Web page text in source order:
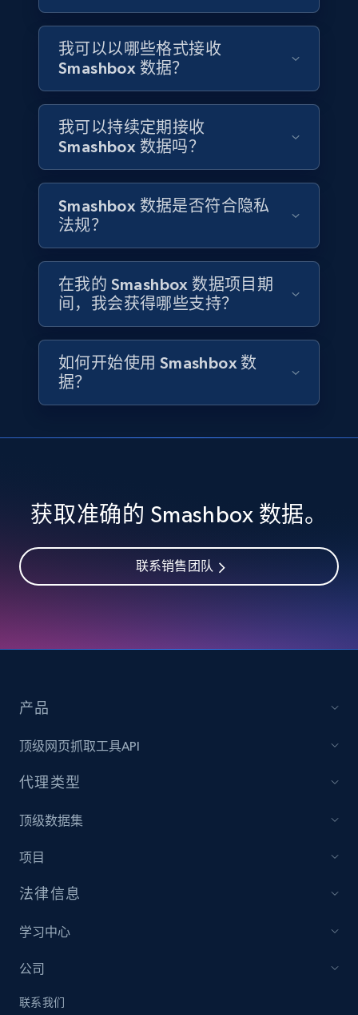
Instagram - Reels
URL, User posted, Description, Hashtags, Num
comments, Date posted, Likes, Views, and
more.
Social media
3.7K+ 436+ 立即购买
Airbnb Properties Information
Name, Price, Image, Description, Category,
Availability, Discount, Reviews, and more.
X id, URL, ID, Profile name, Biography, Is verified,
Profile image link, External link, and more.
Title, Popularity, Genres, Presentation, Credit,
Free datasets
3.4K+
Overview id, Review id, Review url, Rating date,
end year, Employee length, and more.
Business
我可以以哪些格式接收
Smashbox 数据？
我可以持续定期接收
Smashbox 数据吗？
Smashbox 数据是否符合隐私
法规？
在我的 Smashbox 数据项目期
间，我会获得哪些支持？
如何开始使用 Smashbox 数
据？
获取准确的 Smashbox 数据。
联系销售团队
产品
顶级网页抓取工具API
代理类型
顶级数据集
项目
法律信息
学习中心
公司
联系我们